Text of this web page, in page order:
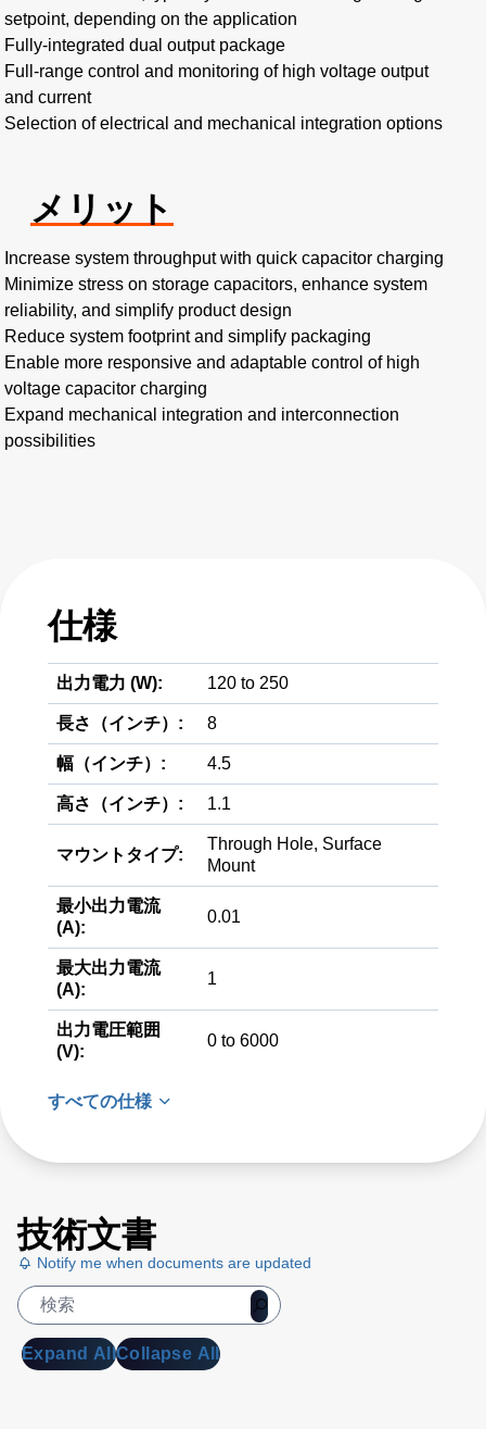
setpoint, depending on the application
Fully-integrated dual output package
Full-range control and monitoring of high voltage output
and current
Selection of electrical and mechanical integration options
メリット
Increase system throughput with quick capacitor charging
Minimize stress on storage capacitors, enhance system
reliability, and simplify product design
Reduce system footprint and simplify packaging
Enable more responsive and adaptable control of high
voltage capacitor charging
Expand mechanical integration and interconnection
possibilities
仕様
出力電力 (W): 120 to 250
長さ（インチ）: 8
幅（インチ）: 4.5
高さ（インチ）: 1.1
マウントタイプ:
Through Hole, Surface
Mount
最小出力電流
(A):
0.01
最大出力電流
(A):
1
出力電圧範囲
(V):
0 to 6000
すべての仕様
技術文書
Notify me when documents are updated
Expand AllCollapse All